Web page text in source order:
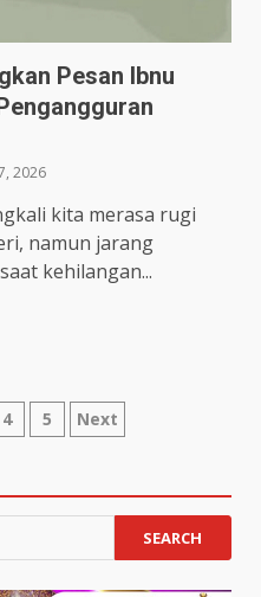
Pesan Ibnu
2026
kita merasa rugi
namun jarang
kehilangan...
4 5 Next